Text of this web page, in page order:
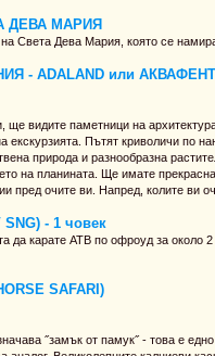
ДЕВА МАРИЯ
Света Дева Мария, която се
- ADALAND или
ще видите паметници на
екскурзията. Пътят криволичи по
природа и разнообразна
на планината. Ще имате
пред очите ви. Напред, колите ви
- 1 човек
да карате АТВ по офроуд за около
SAFARI)
˝замък от памук˝ - това е